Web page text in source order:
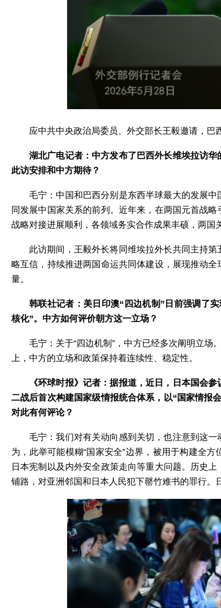
应中共中央政治局委员、外交部长王毅邀请，
湖北广电记者：中方发布了巴西外长维埃拉访
此访安排和中方期待？
毛宁：中国和巴西分别是东西半球最大的发展
同发展中国家关系的前列。近年来，在两国元首战
战略对接进展顺利，各领域务实合作成果丰硕，两
此访期间，王毅外长将同维埃拉外长共同主持
略互信，持续推进两国命运共同体建设，展现推动
量。
韩联社记者：美日印澳“四边机制”日前强调了
核化”。中方如何评价朝方这一立场？
毛宁：关于“四边机制”，中方已经多次阐明立场
上，中方的立场和政策保持着连续性、稳定性。
《环球时报》记者：据报道，近日，日本国会
二战后首次构建国家级情报统合体系，以“国家情报
对此有何评论？
毛宁：我们对有关动向感到关切，也注意到这
为，此举可能模糊“国家安全”边界，被用于构建全
日本宪制以及内外安全政策走向等重大问题。历史
铺路，对亚洲邻国和日本人民犯下罄竹难书的罪行